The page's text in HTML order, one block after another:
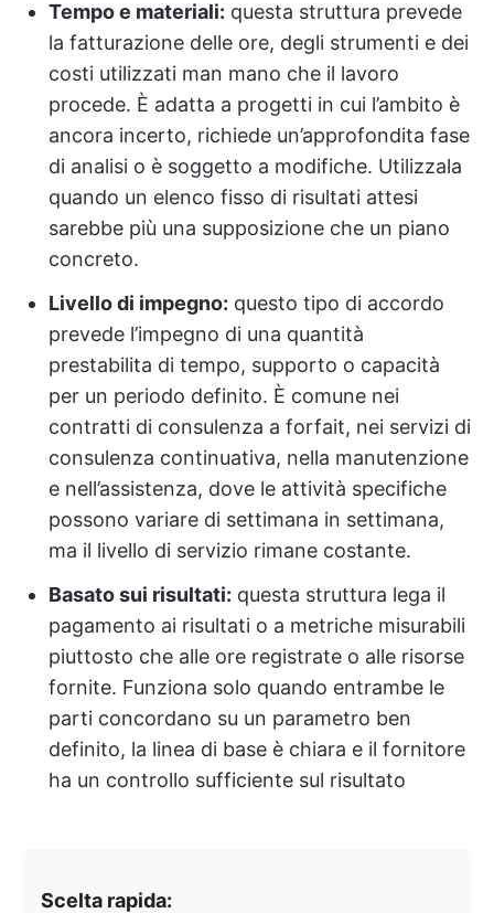
Tempo e materiali: questa struttura prevede
la fatturazione delle ore, degli strumenti e dei
costi utilizzati man mano che il lavoro
procede. È adatta a progetti in cui l’ambito è
ancora incerto, richiede un’approfondita fase
di analisi o è soggetto a modifiche. Utilizzala
quando un elenco fisso di risultati attesi
sarebbe più una supposizione che un piano
concreto.
Livello di impegno: questo tipo di accordo
prevede l’impegno di una quantità
prestabilita di tempo, supporto o capacità
per un periodo definito. È comune nei
contratti di consulenza a forfait, nei servizi di
consulenza continuativa, nella manutenzione
e nell’assistenza, dove le attività specifiche
possono variare di settimana in settimana,
ma il livello di servizio rimane costante.
Basato sui risultati: questa struttura lega il
pagamento ai risultati o a metriche misurabili
piuttosto che alle ore registrate o alle risorse
fornite. Funziona solo quando entrambe le
parti concordano su un parametro ben
definito, la linea di base è chiara e il fornitore
ha un controllo sufficiente sul risultato
Scelta rapida: